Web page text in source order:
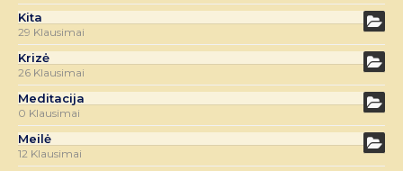
Kita
29 Klausimai
Krizė
26 Klausimai
Meditacija
0 Klausimai
Meilė
12 Klausimai